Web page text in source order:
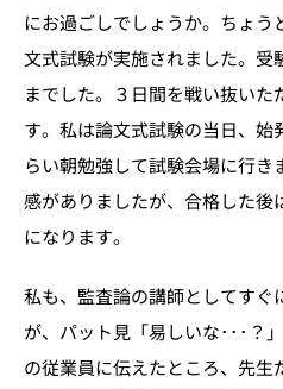
にお過ごしでしょうか。ちょ
文式試験が実施されました。受
までした。３日間を戦い抜いた
す。私は論文式試験の当日、始
らい朝勉強して試験会場に行
感がありましたが、合格した後
になります。
私も、監査論の講師としてすぐ
が、パット見「易しいな･･･？
の従業員に伝えたところ、先